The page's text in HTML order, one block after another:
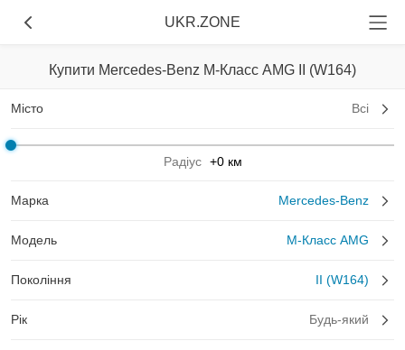
UKR.ZONE
Купити Mercedes-Benz M-Класс AMG II (W164)
Місто Всі
Радіус +0 км
Марка Mercedes-Benz
Модель M-Класс AMG
Покоління II (W164)
Рік Будь-який